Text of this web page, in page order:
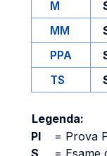
M
MM
PPA
TS
Legenda:
PI
= Prova
S
= Esame